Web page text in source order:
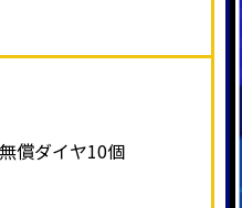
無償ダイヤ10個